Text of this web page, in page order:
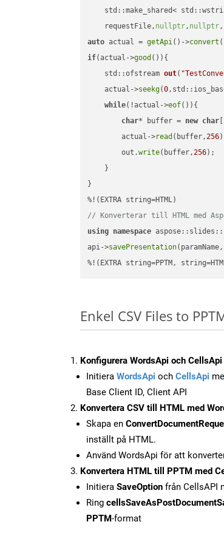
std::make_shared<
    requestFile,
nullptr, nullptr,
auto actual = getApi()->convert
if(actual->good ()){
std::ofstream out(
    actual->
seekg(0
while(!actual->eof()){
char* buffer = new char [
        actual->
read (buffer,256
        out.
write(buffer,256);
    }
}
// Konverterar till HTML med
using namespace
api->savePresentation
%!(EXTRA string=PPTM,
Enkel CSV Files to
Konfigurera WordsApi och CellsApi
Initiera WordsApi och CellsApi
Base Client ID, Client API
Konvertera CSV till HTML med
Skapa en
inställt på HTML.
Använd WordsApi för att
Konvertera HTML till PPTM med
Initiera SaveOption från CellsAPI
Ring
PPTM-format